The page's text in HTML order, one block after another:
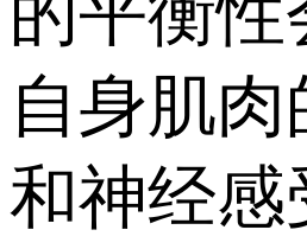
自身肌肉
和神经感